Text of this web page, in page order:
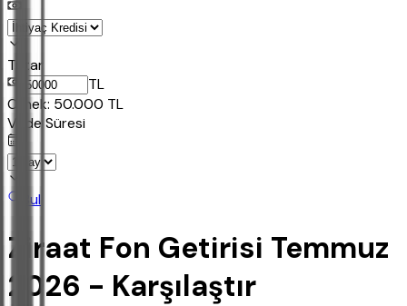
Tutar
TL
Ornek: 50.000 TL
Vade Süresi
Bul
Ziraat Fon Getirisi Temmuz
2026 - Karşılaştır